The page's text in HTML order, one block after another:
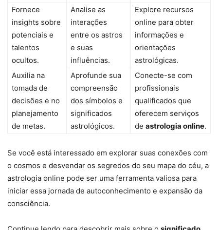
Fornece
insights sobre
potenciais e
talentos
ocultos.
Analise as
interações
entre os astros
e suas
influências.
Explore recursos
online para obter
informações e
orientações
astrológicas.
Auxilia na
tomada de
decisões e no
planejamento
de metas.
Aprofunde sua
compreensão
dos símbolos e
significados
astrológicos.
Conecte-se com
profissionais
qualificados que
oferecem serviços
de astrologia online.
Se você está interessado em explorar suas conexões com
o cosmos e desvendar os segredos do seu mapa do céu, a
astrologia online pode ser uma ferramenta valiosa para
iniciar essa jornada de autoconhecimento e expansão da
consciência.